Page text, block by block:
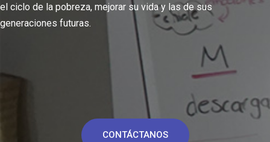
el ciclo de la pobreza, mejorar su vida y las de sus
generaciones futuras.
CONTÁCTANOS